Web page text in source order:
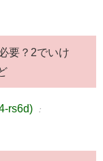
要？2でいけ
rs6d) ：